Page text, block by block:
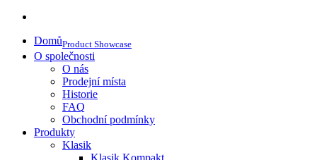
DomůProduct Showcase
O společnosti
O nás
Prodejní místa
Historie
FAQ
Obchodní podmínky
Produkty
Klasik